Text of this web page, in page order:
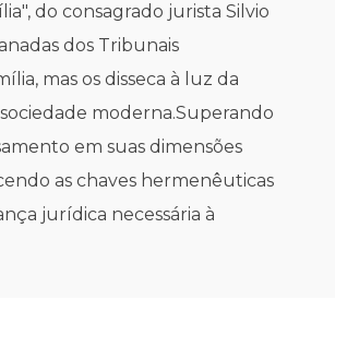
do consagrado jurista Silvio
dos Tribunais
mas os disseca à luz da
moderna.Superando
em suas dimensões
as chaves hermenêuticas
jurídica necessária à